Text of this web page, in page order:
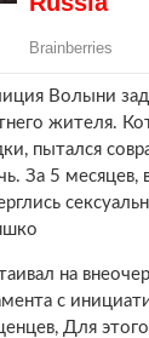
Волыни
жителя.
пытался
За 5 месяцев,
на
с
Для